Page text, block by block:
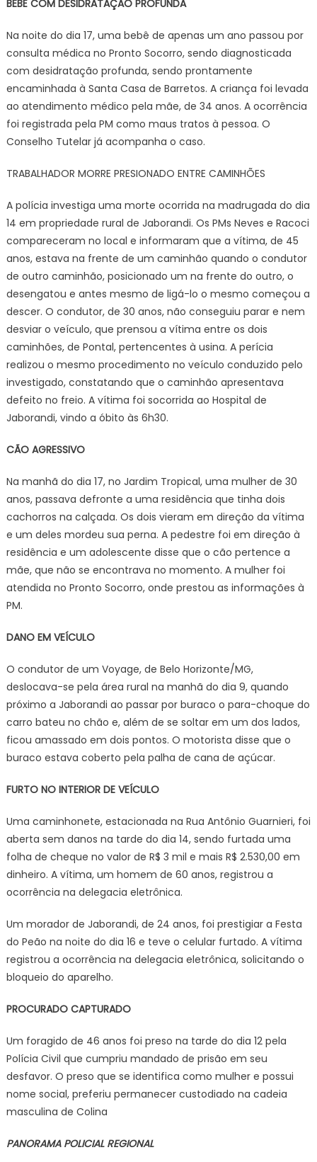
BEBÊ COM DESIDRATAÇÃO PROFUNDA
Na noite do dia 17, uma bebê de apenas um ano passou por
consulta médica no Pronto Socorro, sendo diagnosticada
com desidratação profunda, sendo prontamente
encaminhada à Santa Casa de Barretos. A criança foi levada
ao atendimento médico pela mãe, de 34 anos. A ocorrência
foi registrada pela PM como maus tratos à pessoa. O
Conselho Tutelar já acompanha o caso.
TRABALHADOR MORRE PRESIONADO ENTRE CAMINHÕES
A polícia investiga uma morte ocorrida na madrugada do dia
14 em propriedade rural de Jaborandi. Os PMs Neves e Racoci
compareceram no local e informaram que a vítima, de 45
anos, estava na frente de um caminhão quando o condutor
de outro caminhão, posicionado um na frente do outro, o
desengatou e antes mesmo de ligá-lo o mesmo começou a
descer. O condutor, de 30 anos, não conseguiu parar e nem
desviar o veículo, que prensou a vítima entre os dois
caminhões, de Pontal, pertencentes à usina. A perícia
realizou o mesmo procedimento no veículo conduzido pelo
investigado, constatando que o caminhão apresentava
defeito no freio. A vítima foi socorrida ao Hospital de
Jaborandi, vindo a óbito às 6h30.
CÃO AGRESSIVO
Na manhã do dia 17, no Jardim Tropical, uma mulher de 30
anos, passava defronte a uma residência que tinha dois
cachorros na calçada. Os dois vieram em direção da vítima
e um deles mordeu sua perna. A pedestre foi em direção à
residência e um adolescente disse que o cão pertence a
mãe, que não se encontrava no momento. A mulher foi
atendida no Pronto Socorro, onde prestou as informações à
PM.
DANO EM VEÍCULO
O condutor de um Voyage, de Belo Horizonte/MG,
deslocava-se pela área rural na manhã do dia 9, quando
próximo a Jaborandi ao passar por buraco o para-choque do
carro bateu no chão e, além de se soltar em um dos lados,
ficou amassado em dois pontos. O motorista disse que o
buraco estava coberto pela palha de cana de açúcar.
FURTO NO INTERIOR DE VEÍCULO
Uma caminhonete, estacionada na Rua Antônio Guarnieri, foi
aberta sem danos na tarde do dia 14, sendo furtada uma
folha de cheque no valor de R$ 3 mil e mais R$ 2.530,00 em
dinheiro. A vítima, um homem de 60 anos, registrou a
ocorrência na delegacia eletrônica.
Um morador de Jaborandi, de 24 anos, foi prestigiar a Festa
do Peão na noite do dia 16 e teve o celular furtado. A vítima
registrou a ocorrência na delegacia eletrônica, solicitando o
bloqueio do aparelho.
PROCURADO CAPTURADO
Um foragido de 46 anos foi preso na tarde do dia 12 pela
Polícia Civil que cumpriu mandado de prisão em seu
desfavor. O preso que se identifica como mulher e possui
nome social, preferiu permanecer custodiado na cadeia
masculina de Colina
PANORAMA POLICIAL REGIONAL